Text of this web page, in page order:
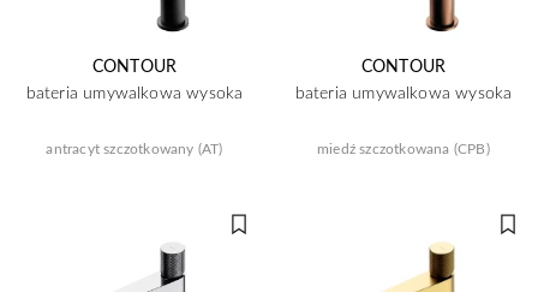
CONTOUR
bateria umywalkowa wysoka
antracyt szczotkowany (AT)
CONTOUR
bateria umywalkowa wysoka
miedź szczotkowana (CPB)